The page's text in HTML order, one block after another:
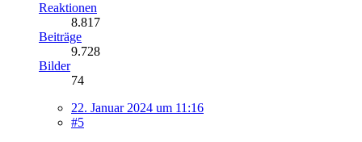
Reaktionen
8.817
Beiträge
9.728
Bilder
74
22. Januar 2024 um 11:16
#5